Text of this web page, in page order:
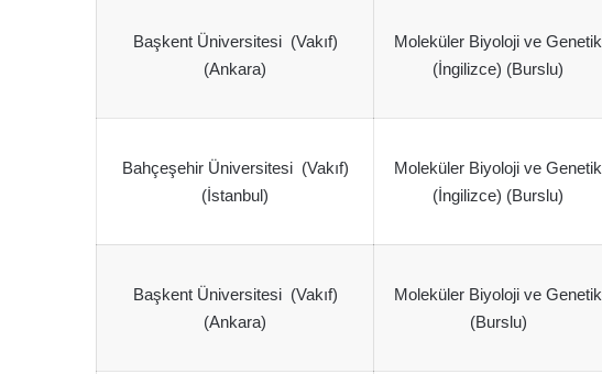
Başkent Üniversitesi (Vakıf)
(Ankara)
Moleküler Biyoloji ve Genetik
(İngilizce) (Burslu)
Bahçeşehir Üniversitesi (Vakıf)
(İstanbul)
Moleküler Biyoloji ve Genetik
(İngilizce) (Burslu)
Başkent Üniversitesi (Vakıf)
(Ankara)
Moleküler Biyoloji ve Genetik
(Burslu)